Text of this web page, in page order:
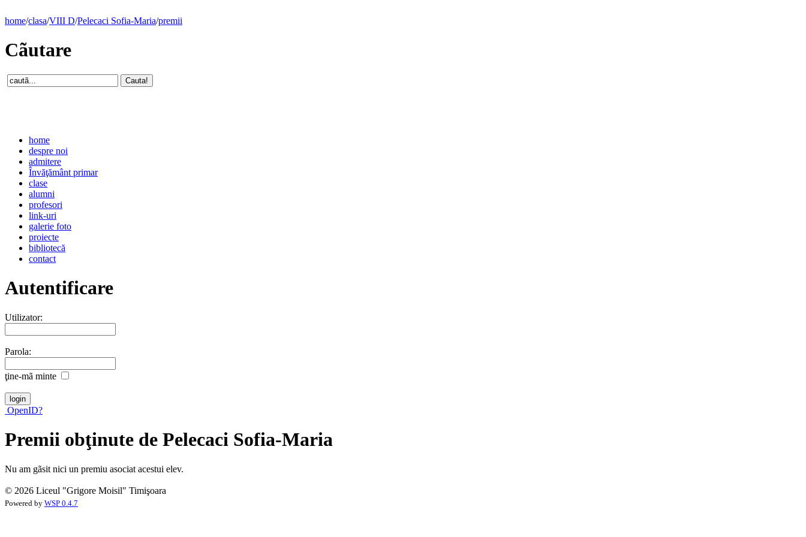
home/clasa/VIII D/Pelecaci Sofia-Maria/premii
Cãutare
home
despre noi
admitere
Învăţământ primar
clase
alumni
profesori
link-uri
galerie foto
proiecte
bibliotecă
contact
Autentificare
Utilizator:
Parola:
ţine-mã minte
OpenID?
Premii obţinute de Pelecaci Sofia-Maria
Nu am gãsit nici un premiu asociat acestui elev.
© 2026 Liceul "Grigore Moisil" Timişoara
Powered by WSP 0.4.7